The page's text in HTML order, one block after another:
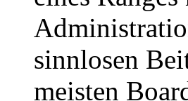
sinnlosen
meisten